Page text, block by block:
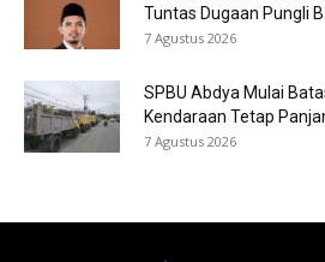
Tuntas Dugaan Pungli
7 Agustus 2026
SPBU Abdya Mulai
Kendaraan Tetap
7 Agustus 2026